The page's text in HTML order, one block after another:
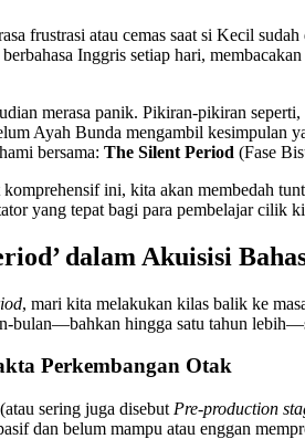
frustrasi atau cemas saat si Kecil
Inggris setiap hari, membacakan
merasa panik. Pikiran-pikiran seperti,
Ayah Bunda mengambil kesimpulan
bersama: The Silent Period (Fase
ini, kita akan membedah
yang tepat bagi para pembelajar cilik
dalam Akuisisi
, mari kita melakukan kilas balik ke
bulan—bahkan hingga satu tahun
Perkembangan Otak
(atau sering juga disebut Pre-production
dan belum mampu atau enggan